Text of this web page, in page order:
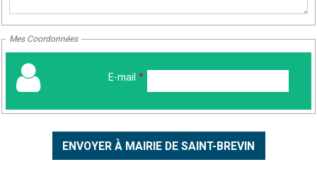
Mes Coordonnées
E-mail *